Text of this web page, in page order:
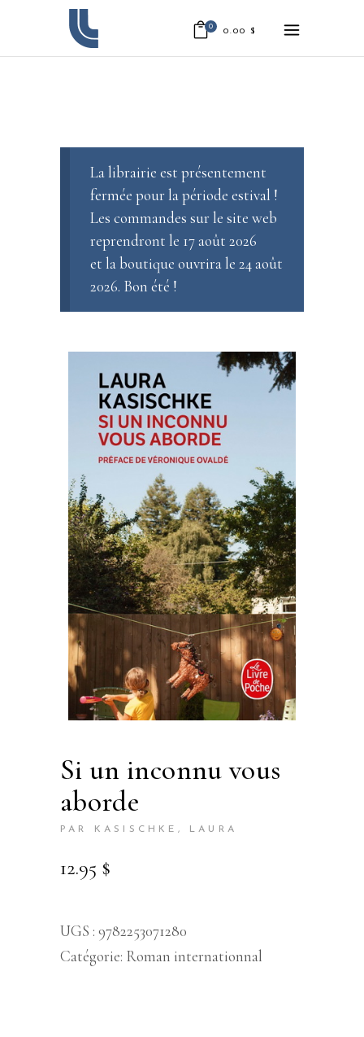
0 0.00 $
La librairie est présentement
fermée pour la période estival !
Les commandes sur le site web
reprendront le 17 août 2026
et la boutique ouvrira le 24 août
2026. Bon été !
si un inconnu vous
aborde
PAR KASISCHKE, LAURA
12.95 $
UGS : 9782253071280
Catégorie: Roman internationnal